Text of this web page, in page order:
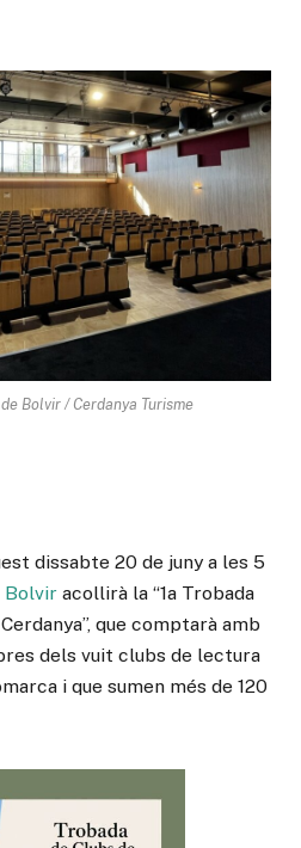
Bolvir / Cerdanya Turisme
dissabte 20 de juny a les 5
Bolvir acollirà la “1a Trobada
que comptarà amb
dels vuit clubs de lectura
i que sumen més de 120